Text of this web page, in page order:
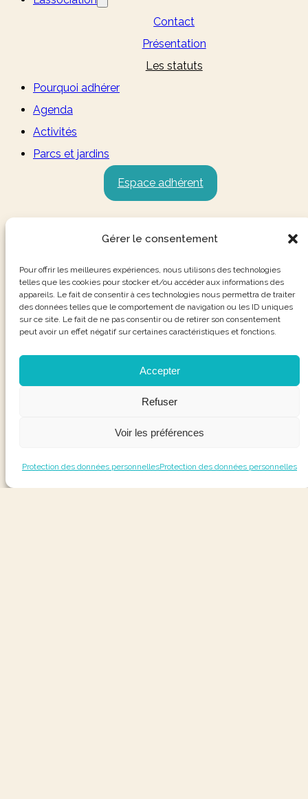
Gérer le consentement
Pour offrir les meilleures expériences, nous utilisons des technologies
telles que les cookies pour stocker et/ou accéder aux informations des
appareils. Le fait de consentir à ces technologies nous permettra de traiter
des données telles que le comportement de navigation ou les ID uniques
sur ce site. Le fait de ne pas consentir ou de retirer son consentement
peut avoir un effet négatif sur certaines caractéristiques et fonctions.
Accepter
Refuser
Voir les préférences
Protection des données personnellesProtection des données personnelles
Contact
Présentation
Les statuts
Pourquoi adhérer
Agenda
Activités
Parcs et jardins
Espace adhérent